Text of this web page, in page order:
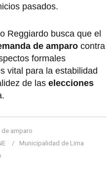
pasados.
Reggiardo busca que el
de amparo contra
formales
vital para la estabilidad
de las elecciones
amparo
Municipalidad de Lima